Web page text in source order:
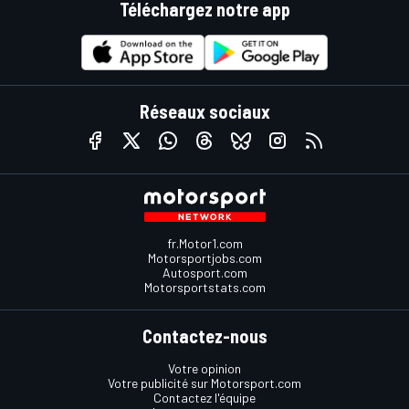
Téléchargez notre app
Réseaux sociaux
fr.Motor1.com
Motorsportjobs.com
Autosport.com
Motorsportstats.com
Contactez-nous
Votre opinion
Votre publicité sur Motorsport.com
Contactez l'équipe